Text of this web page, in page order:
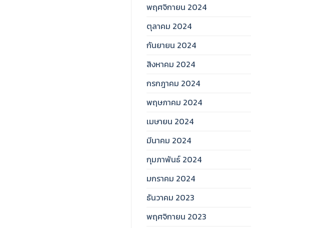
พฤศจิกายน 2024
ตุลาคม 2024
กันยายน 2024
สิงหาคม 2024
กรกฎาคม 2024
พฤษภาคม 2024
เมษายน 2024
มีนาคม 2024
กุมภาพันธ์ 2024
มกราคม 2024
ธันวาคม 2023
พฤศจิกายน 2023